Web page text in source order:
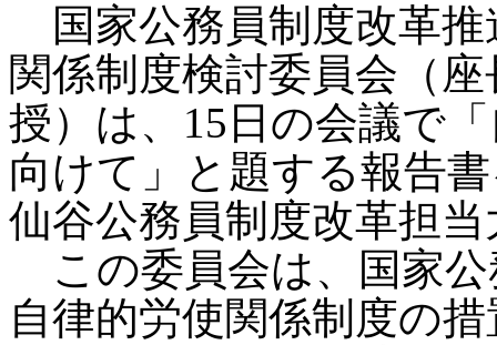
国家公務員制度改革推
関係制度検討委員会（
授）は、15日の会議で
向けて」と題する報告
仙谷公務員制度改革担
この委員会は、国家公
自律的労使関係制度の